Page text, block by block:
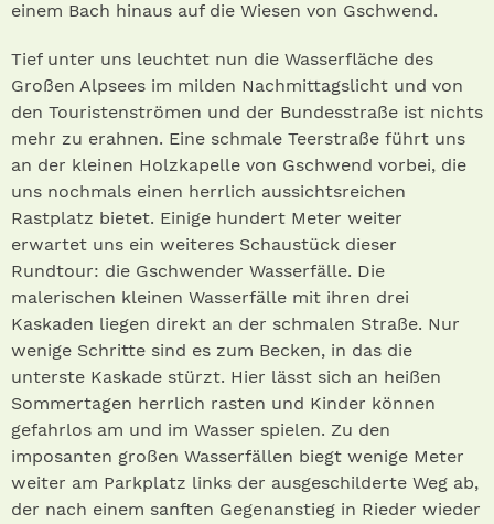
einem Bach hinaus auf die Wiesen von Gschwend.
Tief unter uns leuchtet nun die Wasserfläche des
Großen Alpsees im milden Nachmittagslicht und von
den Touristenströmen und der Bundesstraße ist nichts
mehr zu erahnen. Eine schmale Teerstraße führt uns
an der kleinen Holzkapelle von Gschwend vorbei, die
uns nochmals einen herrlich aussichtsreichen
Rastplatz bietet. Einige hundert Meter weiter
erwartet uns ein weiteres Schaustück dieser
Rundtour: die Gschwender Wasserfälle. Die
malerischen kleinen Wasserfälle mit ihren drei
Kaskaden liegen direkt an der schmalen Straße. Nur
wenige Schritte sind es zum Becken, in das die
unterste Kaskade stürzt. Hier lässt sich an heißen
Sommertagen herrlich rasten und Kinder können
gefahrlos am und im Wasser spielen. Zu den
imposanten großen Wasserfällen biegt wenige Meter
weiter am Parkplatz links der ausgeschilderte Weg ab,
der nach einem sanften Gegenanstieg in Rieder wieder